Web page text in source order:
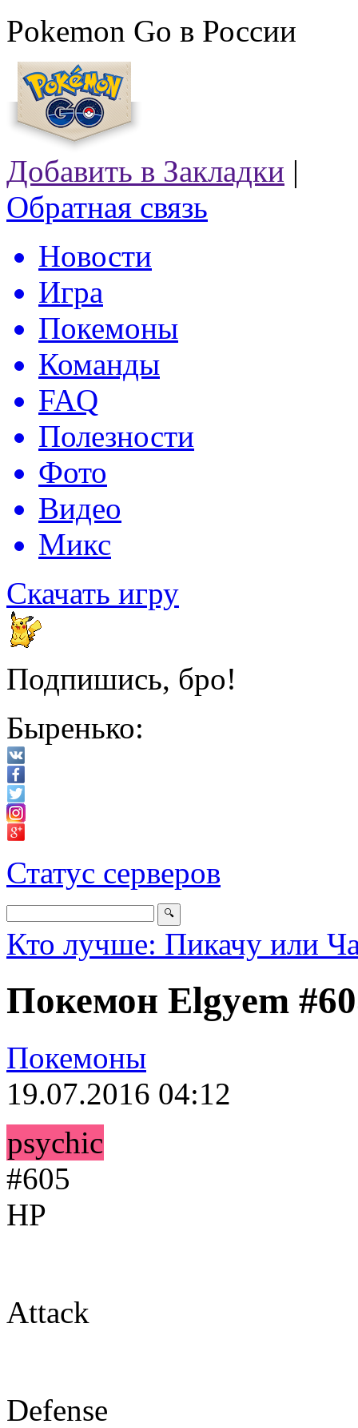
Pokemon Go в России
Добавить в Закладки |
Обратная связь
Новости
Игра
Покемоны
Команды
FAQ
Полезности
Фото
Видео
Микс
Скачать игру
Подпишись, бро!
Быренько:
Статус серверов
Кто лучше: Пикачу или
Покемон Elgyem
Покемоны
19.07.2016 04:12
psychic
#605
HP
Attack
Defense